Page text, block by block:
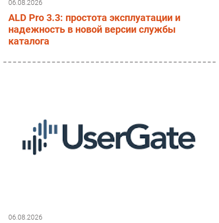
06.08.2026
ALD Pro 3.3: простота эксплуатации и
надежность в новой версии службы
каталога
06.08.2026